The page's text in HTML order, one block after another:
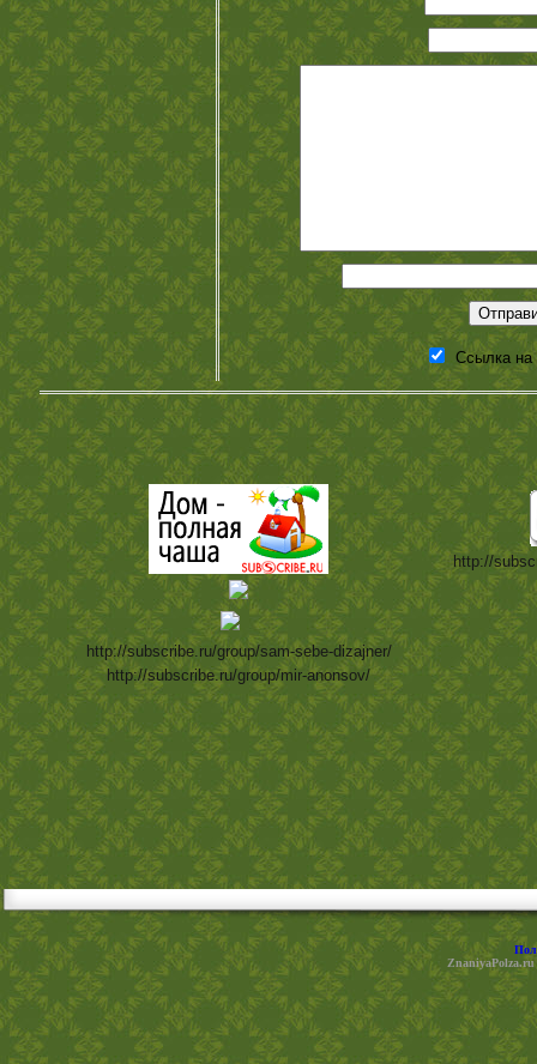
Ссылка
http://subscribe.ru/group/sam-sebe-dizajner/
http://subscribe.ru/group/mir-anonsov/
http://